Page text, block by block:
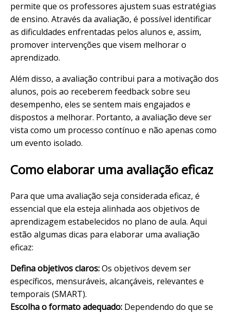
permite que os professores ajustem suas estratégias
de ensino. Através da avaliação, é possível identificar
as dificuldades enfrentadas pelos alunos e, assim,
promover intervenções que visem melhorar o
aprendizado.
Além disso, a avaliação contribui para a motivação dos
alunos, pois ao receberem feedback sobre seu
desempenho, eles se sentem mais engajados e
dispostos a melhorar. Portanto, a avaliação deve ser
vista como um processo contínuo e não apenas como
um evento isolado.
Como elaborar uma avaliação eficaz
Para que uma avaliação seja considerada eficaz, é
essencial que ela esteja alinhada aos objetivos de
aprendizagem estabelecidos no plano de aula. Aqui
estão algumas dicas para elaborar uma avaliação
eficaz:
Defina objetivos claros:Os objetivos devem ser
específicos, mensuráveis, alcançáveis, relevantes e
temporais (SMART).
Escolha o formato adequado: Dependendo do que se